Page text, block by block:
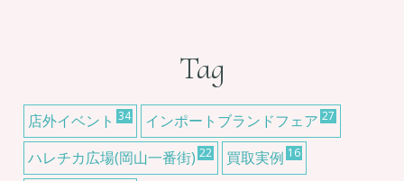
Tag
店外イベント 34 インポートブランドフェア 27
ハレチカ広場(岡山一番街) 22 買取実例 16